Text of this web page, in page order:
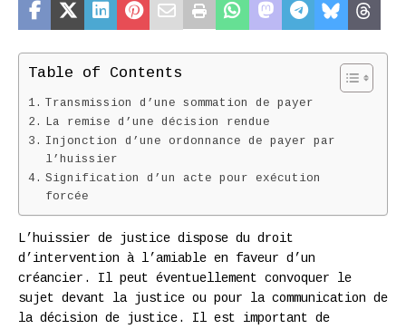
Table of Contents
Transmission d’une sommation de payer
La remise d’une décision rendue
Injonction d’une ordonnance de payer par
l’huissier
Signification d’un acte pour exécution
forcée
L’huissier de justice dispose du droit
d’intervention à l’amiable en faveur d’un
créancier. Il peut éventuellement convoquer le
sujet devant la justice ou pour la communication de
la décision de justice. Il est important de